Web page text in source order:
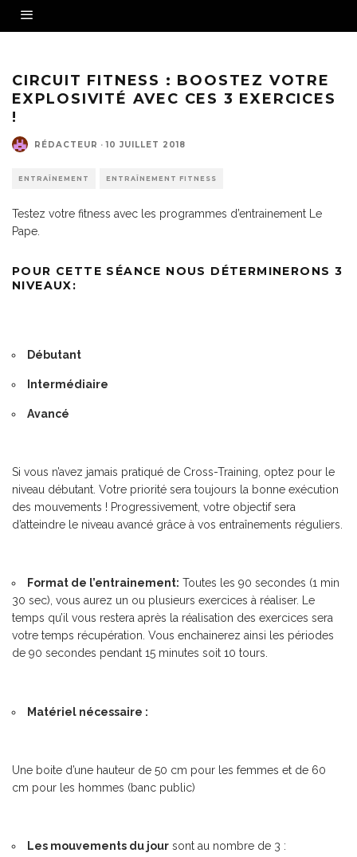
CIRCUIT FITNESS : BOOSTEZ VOTRE
EXPLOSIVITÉ AVEC CES 3 EXERCICES
!
RÉDACTEUR · 10 JUILLET 2018
ENTRAÎNEMENT ENTRAÎNEMENT FITNESS
Testez votre fitness avec les programmes d’entrainement Le
Pape.
POUR CETTE SÉANCE NOUS DÉTERMINERONS 3
NIVEAUX:
Débutant
Intermédiaire
Avancé
Si vous n’avez jamais pratiqué de Cross-Training, optez pour le
niveau débutant. Votre priorité sera toujours la bonne exécution
des mouvements ! Progressivement, votre objectif sera
d’atteindre le niveau avancé grâce à vos entraînements réguliers.
Format de l’entrainement: Toutes les 90 secondes (1 min
30 sec), vous aurez un ou plusieurs exercices à réaliser. Le
temps qu’il vous restera après la réalisation des exercices sera
votre temps récupération. Vous enchainerez ainsi les périodes
de 90 secondes pendant 15 minutes soit 10 tours.
Matériel nécessaire :
Une boite d’une hauteur de 50 cm pour les femmes et de 60
cm pour les hommes (banc public)
Les mouvements du jour sont au nombre de 3 :